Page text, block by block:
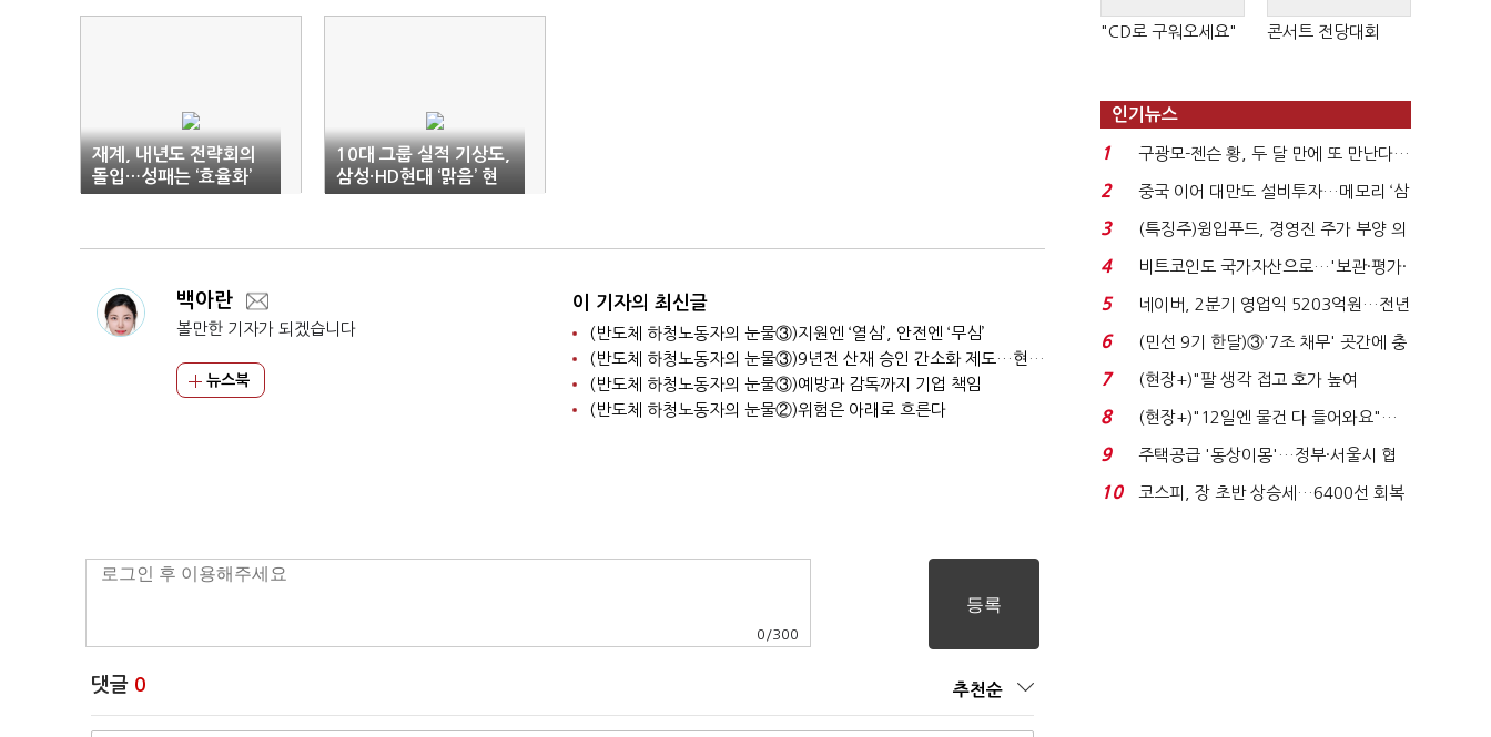
재계, 내년도 전략회의
돌입…성패는 ‘효율화’
10대 그룹 실적 기상도,
삼성·HD현대 ‘맑음’ 현
대차·포스코 ‘흐림’
백아란
볼만한 기자가 되겠습니다
뉴스북
이 기자의 최신글
(반도체 하청노동자의 눈물③)지원엔 ‘열심’, 안전엔 ‘무심’
(반도체 하청노동자의 눈물③)9년전 산재 승인 간소화 제도…현장선 ‘문턱’ 여전
(반도체 하청노동자의 눈물③)예방과 감독까지 기업 책임
(반도체 하청노동자의 눈물②)위험은 아래로 흐른다
0 /300
댓글 0 추천순
"CD로 구워오세요" 콘서트 전당대회
인기뉴스
1
구광모-젠슨 황, 두 달 만에 또 만난다…
로봇·AI 등 논...
2
중국 이어 대만도 설비투자…메모리 ‘삼
국전쟁’
3
(특징주)윙입푸드, 경영진 주가 부양 의
지에 상한가...
4
비트코인도 국가자산으로…'보관·평가·
처분' 기준은 ...
5
네이버, 2분기 영업익 5203억원…전년
비 0.2% 감소...
6
(민선 9기 한달)③'7조 채무' 곳간에 충
격…추미애, 20년...
7
(현장+)"팔 생각 접고 호가 높여
요"…'덜 똘똘한 한 채' 20...
8
(현장+)"12일엔 물건 다 들어와요"…
빈 매대 채우며 문 연 ...
9
주택공급 '동상이몽'…정부·서울시 협
력 없으면 '공수표'...
10
코스피, 장 초반 상승세…6400선 회복